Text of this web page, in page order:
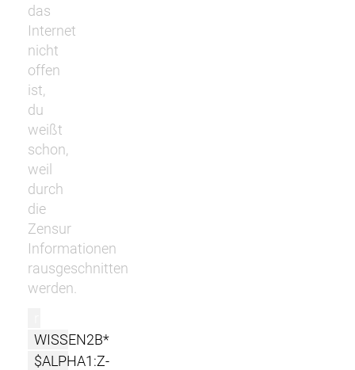
das
Internet
nicht
offen
ist,
du
weißt
schon,
weil
durch
die
Zensur
Informationen
rausgeschnitten
werden.
WISSEN2B*
$ALPHA1:Z-